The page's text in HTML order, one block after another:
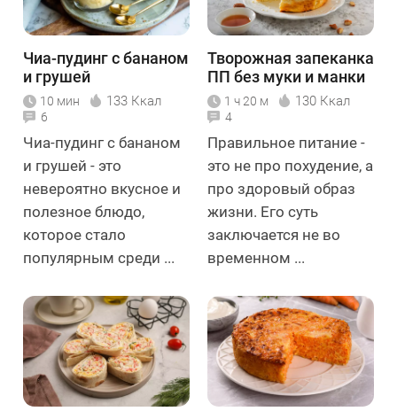
Чиа-пудинг с бананом
и грушей
10 мин 133 Ккал
6
Чиа-пудинг с бананом
и грушей - это
невероятно вкусное и
полезное блюдо,
которое стало
популярным среди ...
Творожная запеканка
ПП без муки и манки
1 ч 20 м 130 Ккал
4
Правильное питание -
это не про похудение, а
про здоровый образ
жизни. Его суть
заключается не во
временном ...